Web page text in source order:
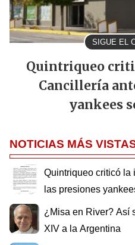
SIGUE EL
Quintriqueo
Cancillería
yankees
NOTICIAS MÁS
Quintriqueo criticó la
las presiones
¿Misa en River? Así
XIV a la Argentina